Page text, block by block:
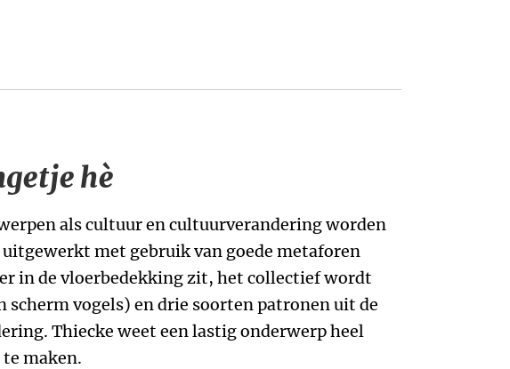
hè
als cultuur en cultuurverandering worden
met gebruik van goede metaforen
in de vloerbedekking zit, het collectief wordt
scherm vogels) en drie soorten patronen uit de
Thiecke weet een lastig onderwerp heel
te maken.